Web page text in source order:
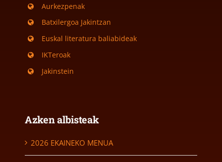
Aurkezpenak
Batxilergoa Jakintzan
Euskal literatura baliabideak
IKTeroak
Jakinstein
Azken albisteak
2026 EKAINEKO MENUA